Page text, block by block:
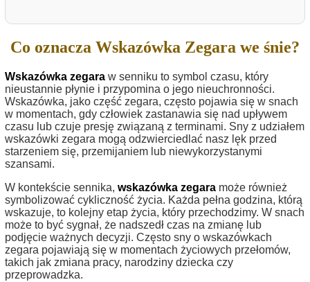
Co oznacza Wskazówka Zegara we śnie?
Wskazówka zegara w senniku to symbol czasu, który
nieustannie płynie i przypomina o jego nieuchronności.
Wskazówka, jako część zegara, często pojawia się w snach
w momentach, gdy człowiek zastanawia się nad upływem
czasu lub czuje presję związaną z terminami. Sny z udziałem
wskazówki zegara mogą odzwierciedlać nasz lęk przed
starzeniem się, przemijaniem lub niewykorzystanymi
szansami.
W kontekście sennika, wskazówka zegara może również
symbolizować cykliczność życia. Każda pełna godzina, którą
wskazuje, to kolejny etap życia, który przechodzimy. W snach
może to być sygnał, że nadszedł czas na zmianę lub
podjęcie ważnych decyzji. Często sny o wskazówkach
zegara pojawiają się w momentach życiowych przełomów,
takich jak zmiana pracy, narodziny dziecka czy
przeprowadzka.